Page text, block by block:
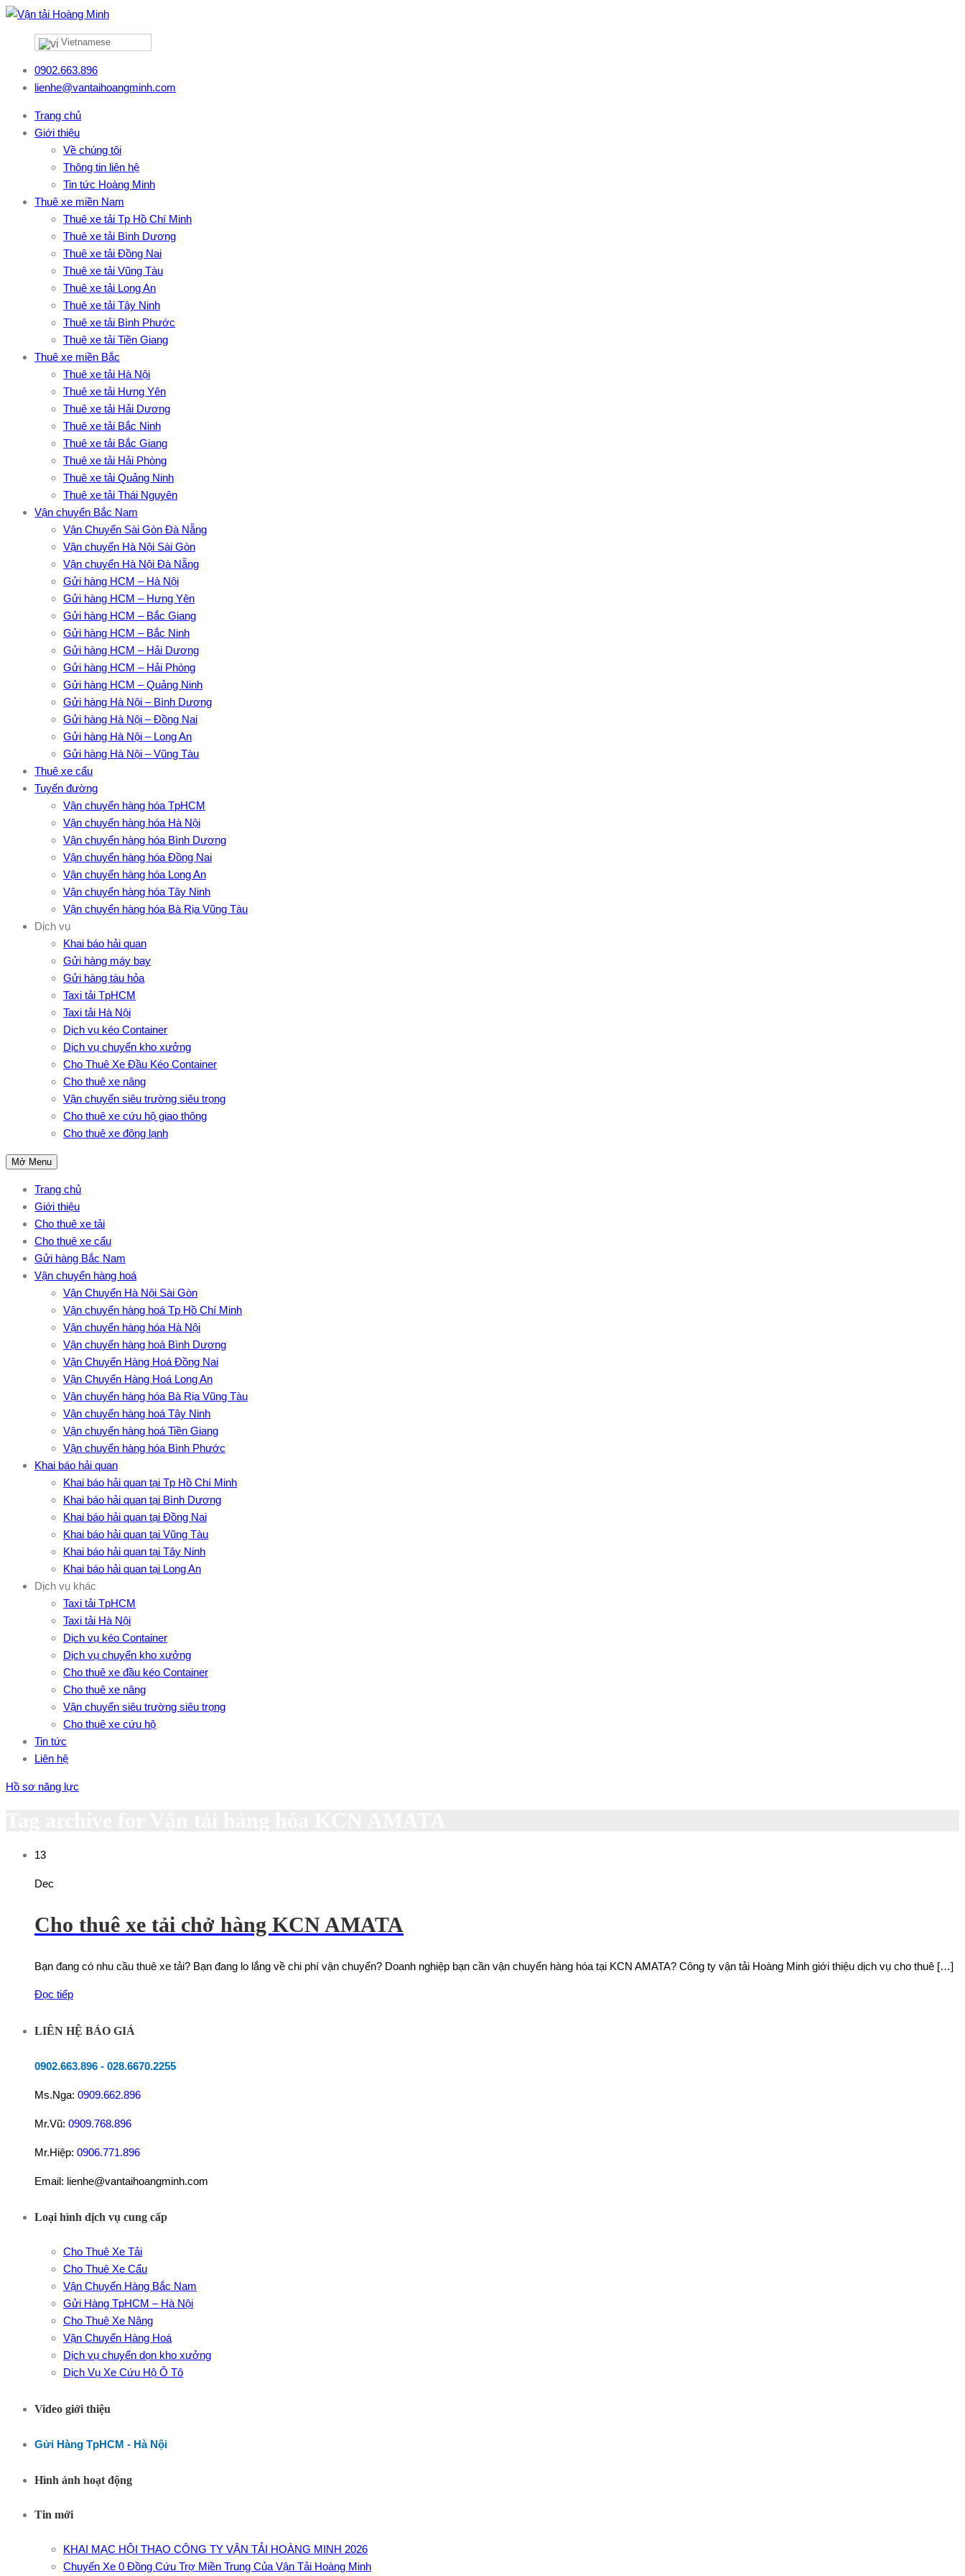
Vietnamese
0902.663.896
lienhe@vantaihoangminh.com
Trang chủ
Giới thiệu
Về chúng tôi
Thông tin liên hệ
Tin tức Hoàng Minh
Thuê xe miền Nam
Thuê xe tải Tp Hồ Chí Minh
Thuê xe tải Bình Dương
Thuê xe tải Đồng Nai
Thuê xe tải Vũng Tàu
Thuê xe tải Long An
Thuê xe tải Tây Ninh
Thuê xe tải Bình Phước
Thuê xe tải Tiền Giang
Thuê xe miền Bắc
Thuê xe tải Hà Nội
Thuê xe tải Hưng Yên
Thuê xe tải Hải Dương
Thuê xe tải Bắc Ninh
Thuê xe tải Bắc Giang
Thuê xe tải Hải Phòng
Thuê xe tải Quảng Ninh
Thuê xe tải Thái Nguyên
Vận chuyển Bắc Nam
Vận Chuyển Sài Gòn Đà Nẵng
Vận chuyển Hà Nội Sài Gòn
Vận chuyển Hà Nội Đà Nẵng
Gửi hàng HCM – Hà Nội
Gửi hàng HCM – Hưng Yên
Gửi hàng HCM – Bắc Giang
Gửi hàng HCM – Bắc Ninh
Gửi hàng HCM – Hải Dương
Gửi hàng HCM – Hải Phòng
Gửi hàng HCM – Quảng Ninh
Gửi hàng Hà Nội – Bình Dương
Gửi hàng Hà Nội – Đồng Nai
Gửi hàng Hà Nội – Long An
Gửi hàng Hà Nội – Vũng Tàu
Thuê xe cẩu
Tuyến đường
Vận chuyển hàng hóa TpHCM
Vận chuyển hàng hóa Hà Nội
Vận chuyển hàng hóa Bình Dương
Vận chuyển hàng hóa Đồng Nai
Vận chuyển hàng hóa Long An
Vận chuyển hàng hóa Tây Ninh
Vận chuyển hàng hóa Bà Rịa Vũng Tàu
Dịch vụ
Khai báo hải quan
Gửi hàng máy bay
Gửi hàng tàu hỏa
Taxi tải TpHCM
Taxi tải Hà Nội
Dịch vụ kéo Container
Dịch vụ chuyển kho xưởng
Cho Thuê Xe Đầu Kéo Container
Cho thuê xe nâng
Vận chuyển siêu trường siêu trọng
Cho thuê xe cứu hộ giao thông
Cho thuê xe đông lạnh
Mở Menu
Trang chủ
Giới thiệu
Cho thuê xe tải
Cho thuê xe cẩu
Gửi hàng Bắc Nam
Vận chuyển hàng hoá
Vận Chuyển Hà Nội Sài Gòn
Vận chuyển hàng hoá Tp Hồ Chí Minh
Vận chuyển hàng hóa Hà Nội
Vận chuyển hàng hoá Bình Dương
Vận Chuyển Hàng Hoá Đồng Nai
Vận Chuyển Hàng Hoá Long An
Vận chuyển hàng hóa Bà Rịa Vũng Tàu
Vận chuyển hàng hoá Tây Ninh
Vận chuyển hàng hoá Tiền Giang
Vận chuyển hàng hóa Bình Phước
Khai báo hải quan
Khai báo hải quan tại Tp Hồ Chí Minh
Khai báo hải quan tại Bình Dương
Khai báo hải quan tại Đồng Nai
Khai báo hải quan tại Vũng Tàu
Khai báo hải quan tại Tây Ninh
Khai báo hải quan tại Long An
Dịch vụ khác
Taxi tải TpHCM
Taxi tải Hà Nội
Dịch vụ kéo Container
Dịch vụ chuyển kho xưởng
Cho thuê xe đầu kéo Container
Cho thuê xe nâng
Vận chuyển siêu trường siêu trọng
Cho thuê xe cứu hộ
Tin tức
Liên hệ
Hồ sơ năng lực
13
Dec
Cho thuê xe tải chở hàng KCN AMATA
Bạn đang có nhu cầu thuê xe tải? Bạn đang lo lắng về chi phí vận chuyển? Doanh nghiệp bạn cần vận chuyển hàng hóa tại KCN AMATA? Công ty vận tải Hoàng Minh giới thiệu dịch vụ cho thuê […]
Đọc tiếp
LIÊN HỆ BÁO GIÁ
0902.663.896 - 028.6670.2255
Ms.Nga: 0909.662.896
Mr.Vũ: 0909.768.896
Mr.Hiệp: 0906.771.896
Email: lienhe@vantaihoangminh.com
Loại hình dịch vụ cung cấp
Cho Thuê Xe Tải
Cho Thuê Xe Cẩu
Vận Chuyển Hàng Bắc Nam
Gửi Hàng TpHCM – Hà Nội
Cho Thuê Xe Nâng
Vận Chuyển Hàng Hoá
Dịch vụ chuyển dọn kho xưởng
Dịch Vụ Xe Cứu Hộ Ô Tô
Video giới thiệu
Gửi Hàng TpHCM - Hà Nội
Hình ảnh hoạt động
Tin mới
KHAI MẠC HỘI THAO CÔNG TY VẬN TẢI HOÀNG MINH 2026
Chuyến Xe 0 Đồng Cứu Trợ Miền Trung Của Vận Tải Hoàng Minh